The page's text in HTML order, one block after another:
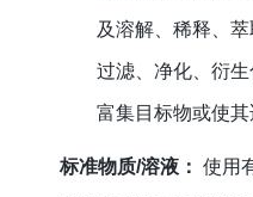
及溶解、稀释、
过滤、净化、衍生
富集目标物或使其
标准物质/溶液： 使用